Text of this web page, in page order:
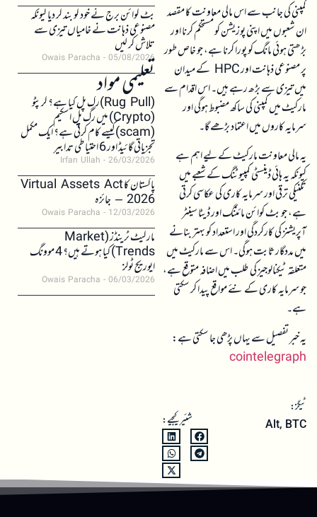
کمپنی کی جانب سے اس مالی معاونت کا مقصد
ان شعبوں میں اپنی پوزیشن کو مستحکم کرنا اور
بڑھتی ہوئی مانگ کو پورا کرنا ہے، جو خاص طور
پر مصنوعی ذہانت اور HPC کے میدان
میں تیزی سے بڑھ رہے ہیں۔ اس اقدام سے
مارکیٹ میں کمپنی کی ساکھ مضبوط ہوگی اور
سرمایہ کاروں میں اعتماد بڑھے گا۔
یہ مالی معاونت مارکیٹ کے لیے اہم ہے
کیونکہ یہ ہائی ڈینسٹی کمپیوٹنگ کے شعبے میں
تکنیکی ترقی اور سرمایہ کاری کی عکاسی کرتی
ہے، جو بٹ کوائن مائننگ اور ڈیٹا سینٹر
آپریشنز کی کارکردگی اور استعداد کو بہتر بنانے
میں مددگار ثابت ہوگی۔ اس سے مارکیٹ میں
متعلقہ ٹیکنالوجیز کی طلب میں اضافہ متوقع ہے،
جو سرمایہ کاری کے نئے مواقع پیدا کر سکتی
ہے۔
یہ خبر تفصیل سے یہاں پڑھی جا سکتی ہے:
cointelegraph
ٹیگز:
Alt, BTC شئیر کیجیے:
بٹ کوائن برج نے خود کو بند کر دیا کیونکہ
مصنوعی ذہانت نے خامیاں تیزی سے
تلاش کر لیں
Owais Paracha 05/08/2026
تعلیمی مواد(Rug Pull)رگ پل کیا ہے؟ کرپٹو
(Crypto) میں رگ پل اسکیم
(scam)کیسے کام کرتی ہے؟ ایک مکمل
تجزیاتی گائیڈ اور 6 احتیاطی تدابیر
Irfan Ullah 26/03/2026
پاکستان کا Virtual Assets Act
2026 – جائزہ
Owais Paracha 12/03/2026
مارکیٹ ٹرینڈز (Market
Trends) کیا ہوتے ہیں؟ 4 موونگ
ایوریج ٹولز
Owais Paracha 06/03/2026